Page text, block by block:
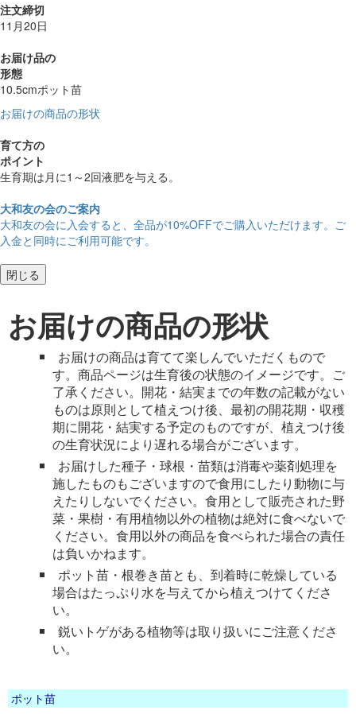
注文締切
11月20日
お届け品の
形態
10.5cmポット苗
お届けの商品の形状
育て方の
ポイント
生育期は月に1～2回液肥を与える。
大和友の会のご案内
大和友の会に入会すると、 全品が10%OFFでご購入いただけます。ご
入金と同時にご利用可能です。
閉じる
お届けの商品の形状
お届けの商品は育てて楽しんでいただくもので
す。商品ページは生育後の状態のイメージです。ご
了承ください。開花・結実までの年数の記載がない
ものは原則として植えつけ後、最初の開花期・収穫
期に開花・結実する予定のものですが、植えつけ後
の生育状況により遅れる場合がございます。
お届けした種子・球根・苗類は消毒や薬剤処理を
施したものもございますので食用にしたり動物に与
えたりしないでください。食用として販売された野
菜・果樹・有用植物以外の植物は絶対に食べないで
ください。食用以外の商品を食べられた場合の責任
は負いかねます。
ポット苗・根巻き苗とも、到着時に乾燥している
場合はたっぷり水を与えてから植えつけてくださ
い。
鋭いトゲがある植物等は取り扱いにご注意くださ
い。
ポット苗